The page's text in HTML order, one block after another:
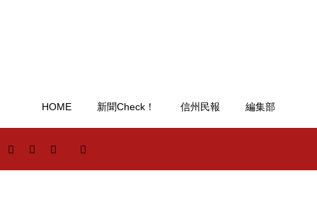
HOME 新聞Check！ 信州民報 編集部